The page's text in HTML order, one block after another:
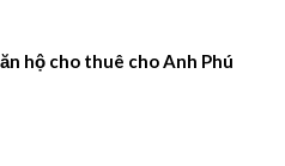
hộ cho thuê cho Anh Phú